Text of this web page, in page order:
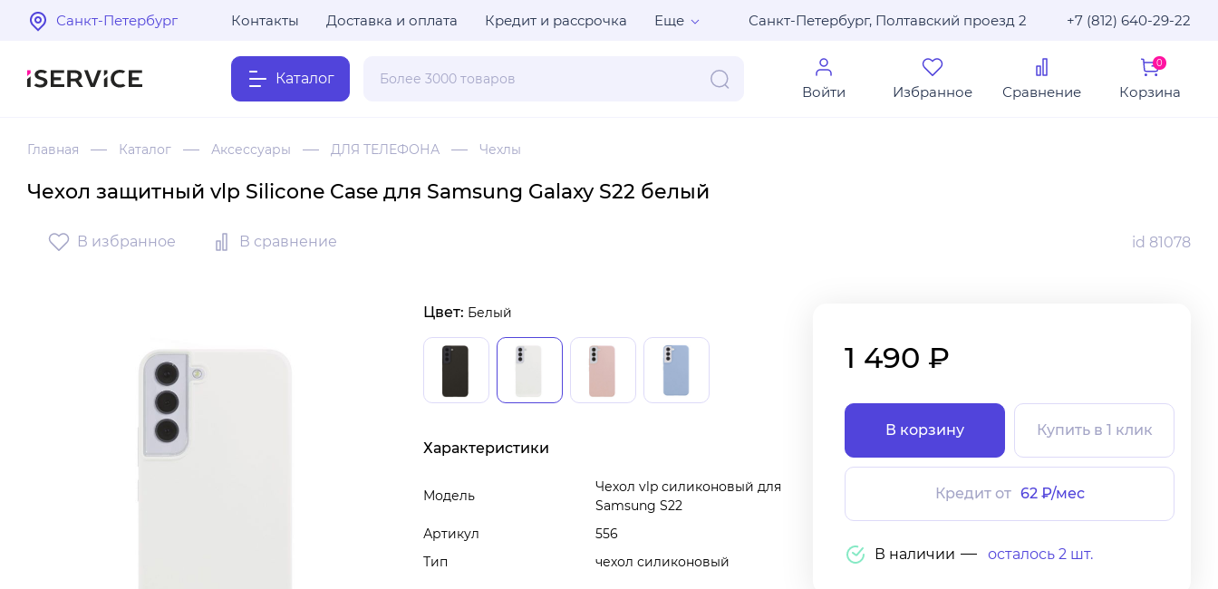
Санкт-Петербург Контакты Доставка и оплата Кредит и рассрочка Еще Санкт-Петербург, Полтавский проезд 2 +7 (812) 640-29-22
Каталог
Войти Избранное Сравнение Корзина
0
Главная Каталог Аксессуары ДЛЯ ТЕЛЕФОНА Чехлы
Чехол защитный vlp Silicone Case для Samsung Galaxy S22 белый
id 81078
Цвет: Белый
Характеристики
Модель
Чехол vlp силиконовый для
Samsung S22
Артикул
556
Тип
чехол силиконовый
1 490 ₽
В корзину Купить в 1 клик
Кредит от 62 ₽/мес
В наличии осталось 2 шт.